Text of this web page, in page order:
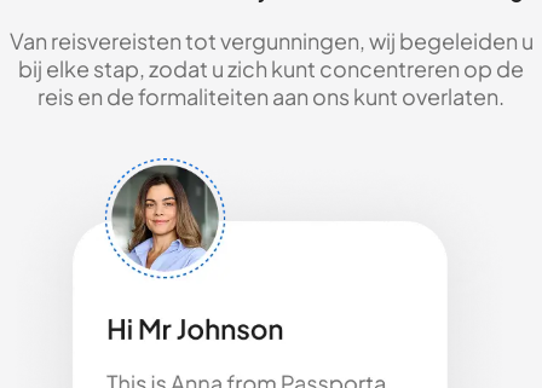
Van reisvereisten tot vergunningen, wij begeleiden u
bij elke stap, zodat u zich kunt concentreren op de
reis en de formaliteiten aan ons kunt overlaten.